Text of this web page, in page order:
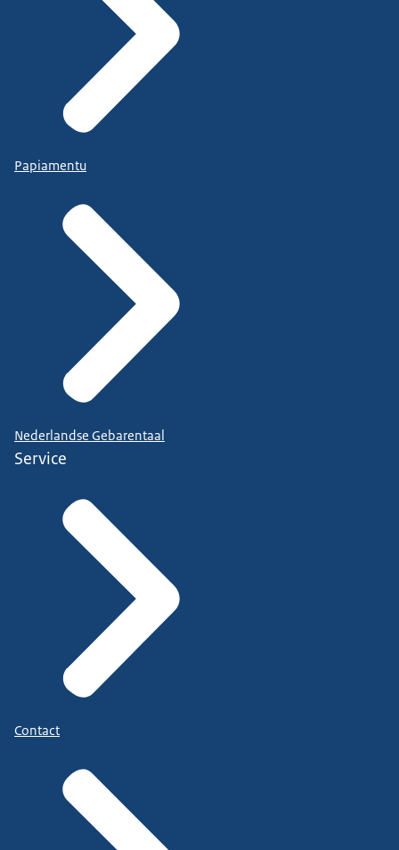
Papiamentu
Nederlandse Gebarentaal
Service
Contact